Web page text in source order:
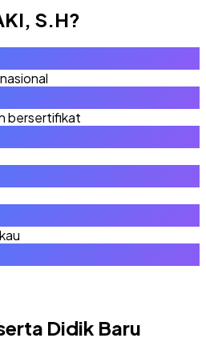
S.H?
bersertifikat
Didik Baru